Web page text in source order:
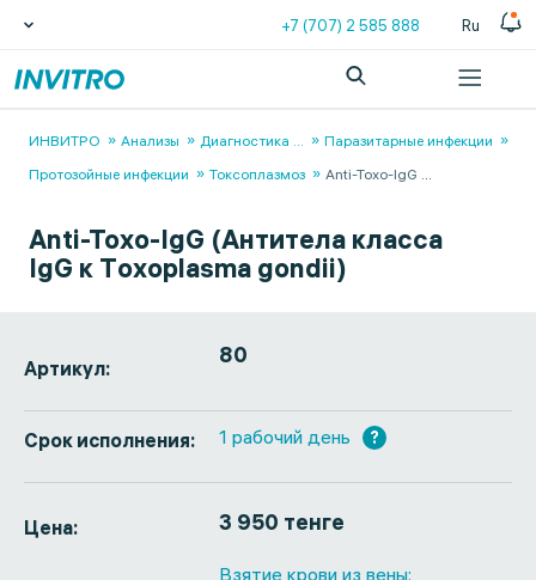
+7 (707) 2 585 888 Ru
ИНВИТРО Анализы Диагностика ...
Паразитарные инфекции
Протозойные инфекции
Токсоплазмоз Anti-Toxo-IgG ...
Anti-Toxo-IgG (Антитела класса
IgG к Тoxoplasma gondii)
Артикул: 80
Срок исполнения: 1 рабочий день ?
Цена: 3 950 тенге
Взятие крови из вены: